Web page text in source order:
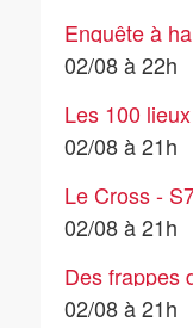
Enquête à
02/08 à 22h
Les 100
02/08/2026
02/08 à 21h
Le Cross -
conséquences
02/08 à 21h
Des frappes
russes sur
02/08 à 21h